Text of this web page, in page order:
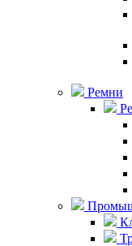
Ремни